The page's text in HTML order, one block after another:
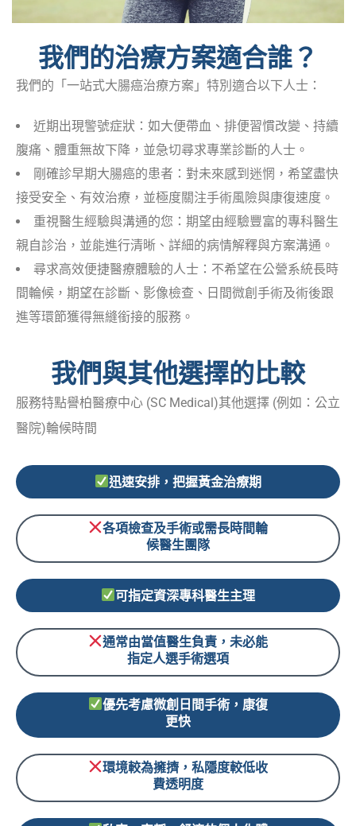
我們的治療方案適合誰？
我們的「一站式大腸癌治療方案」特別適合以下人士：
近期出現警號症狀：如大便帶血、排便習慣改變、持續
腹痛、體重無故下降，並急切尋求專業診斷的人士。
剛確診早期大腸癌的患者：對未來感到迷惘，希望盡快
接受安全、有效治療，並極度關注手術風險與康復速度。
重視醫生經驗與溝通的您：期望由經驗豐富的專科醫生
親自診治，並能進行清晰、詳細的病情解釋與方案溝通。
尋求高效便捷醫療體驗的人士：不希望在公營系統長時
間輪候，期望在診斷、影像檢查、日間微創手術及術後跟
進等環節獲得無縫銜接的服務。
我們與其他選擇的比較
服務特點譽柏醫療中心 (SC Medical)其他選擇 (例如：公立
醫院)輪候時間
迅速安排，把握黃金治療期
各項檢查及手術或需長時間輪
候醫生團隊
可指定資深專科醫生主理
通常由當值醫生負責，未必能
指定人選手術選項
優先考慮微創日間手術，康復
更快
環境較為擁擠，私隱度較低收
費透明度